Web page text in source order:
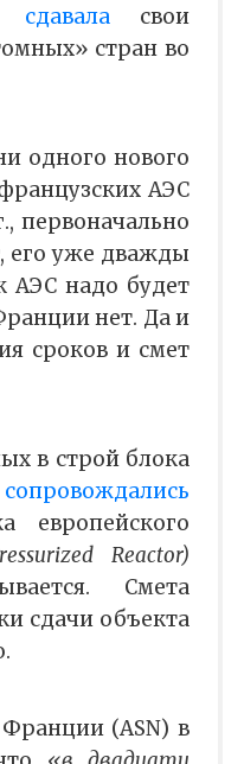
сдавала свои
стран во
одного нового
АЭС
первоначально
его уже дважды
АЭС надо будет
нет. Да и
сроков и смет
в строй блока
сопровождались
европейского
Reactor)
Смета
сдачи объекта
Франции (ASN) в